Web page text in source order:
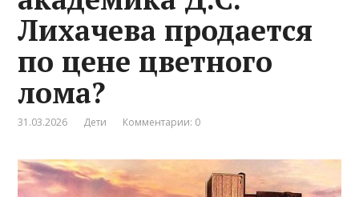
Лихачева продается
по цене цветного
лома?
31.03.2026 Дети Комментарии: 0